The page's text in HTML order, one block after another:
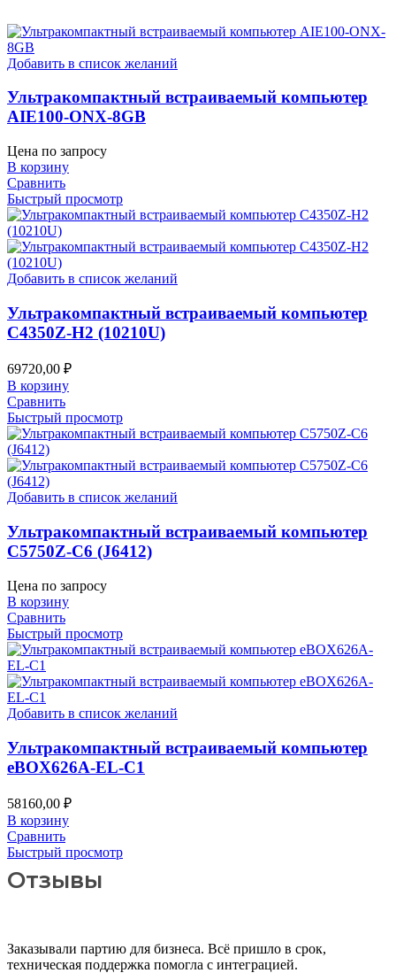
Добавить в список желаний
Ультракомпактный встраиваемый компьютер
AIE100-ONX-8GB
Цена по запросу
В корзину
Сравнить
Быстрый просмотр
Добавить в список желаний
Ультракомпактный встраиваемый компьютер
C4350Z-H2 (10210U)
69720,00 ₽
В корзину
Сравнить
Быстрый просмотр
Добавить в список желаний
Ультракомпактный встраиваемый компьютер
C5750Z-C6 (J6412)
Цена по запросу
В корзину
Сравнить
Быстрый просмотр
Добавить в список желаний
Ультракомпактный встраиваемый компьютер
eBOX626A-EL-C1
58160,00 ₽
В корзину
Сравнить
Быстрый просмотр
Отзывы
Заказывали партию для бизнеса. Всё пришло в срок,
техническая поддержка помогла с интеграцией.